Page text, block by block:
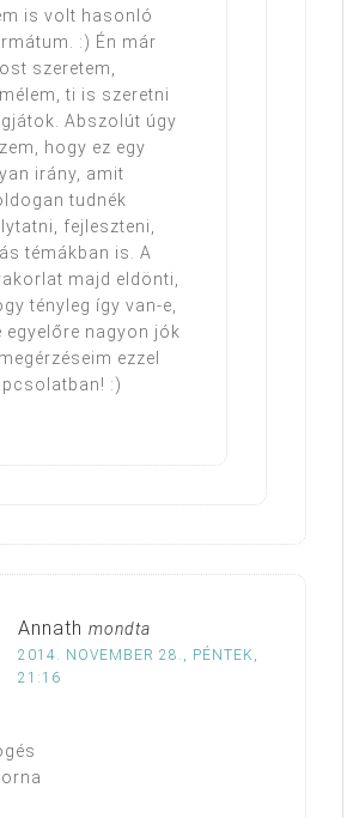
is volt hasonló
:) Én már
szeretem,
ti is szeretni
Abszolút úgy
hogy ez egy
irány, amit
tudnék
fejleszteni,
témákban is. A
majd eldönti,
tényleg így van-e,
egyelőre nagyon jók
ezzel
:)
Annath mondta
2014. NOVEMBER 28., PÉNTEK,
21:16